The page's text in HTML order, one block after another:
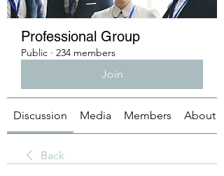
Professional Group
Public · 234 members
Join
Discussion Media Members About
Back